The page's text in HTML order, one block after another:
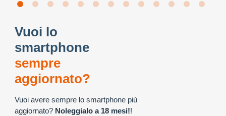
Vuoi lo
smartphone
sempre
aggiornato?
Vuoi avere sempre lo smartphone più
aggiornato? Noleggialo a 18 mesi!!